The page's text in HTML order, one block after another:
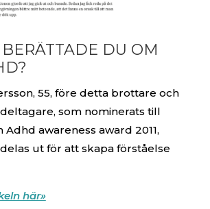
DU OM
55, före detta brottare och
deltagare, som nominerats till
awareness award 2011,
ut för att skapa förståelse
här»